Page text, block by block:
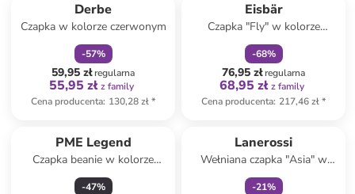
Derbe
Czapka w kolorze czerwonym
-57%
59,95 złregularna
55,95 zł z family
Cena producenta: 130,28 zł*
Eisbär
Czapka "Fly" w kolorze
czerwonym
-68%
76,95 złregularna
68,95 zł z family
Cena producenta: 217,46 zł*
PME Legend
Czapka beanie w kolorze
brązowym
-47%
Lanerossi
Wełniana czapka "Asia" w
kolorze jasnoróżowym
-21%